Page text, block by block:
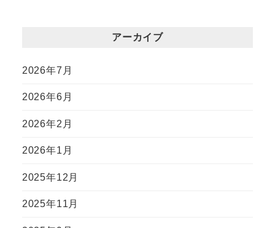
アーカイブ
2026年7月
2026年6月
2026年2月
2026年1月
2025年12月
2025年11月